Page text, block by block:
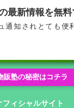
から物販にステージアップ
を狙う
販塾の秘密はコチラ
フィシャルサイト
最新情報を無料
通知されとても便